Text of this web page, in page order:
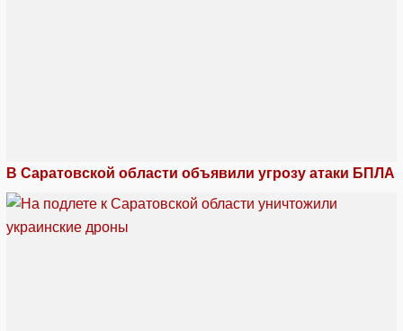
В Саратовской области объявили угрозу атаки БПЛА